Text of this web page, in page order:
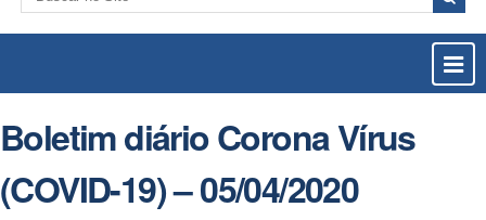
ou
Boletim diário Corona Vírus
(COVID-19) – 05/04/2020